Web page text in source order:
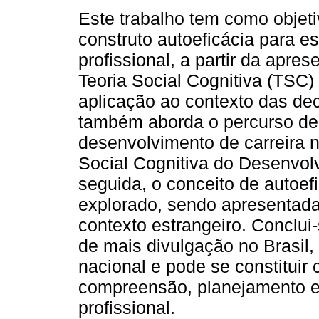
Este trabalho tem como
construto autoeficácia para
profissional, a partir da
Teoria Social Cognitiva
aplicação ao contexto das
também aborda o percurso
desenvolvimento de carreira
Social Cognitiva do
seguida, o conceito de
explorado, sendo
contexto estrangeiro.
de mais divulgação no
nacional e pode se constituir
compreensão, planejamento
profissional.